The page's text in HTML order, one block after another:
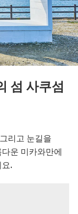
섬 사쿠섬
리고 눈길을
운 미카와만에
.